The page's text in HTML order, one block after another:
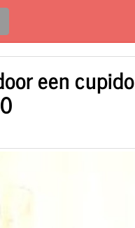
een cupido